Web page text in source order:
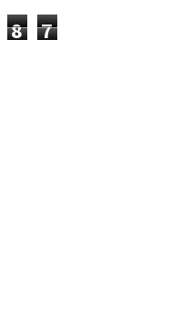
8 7